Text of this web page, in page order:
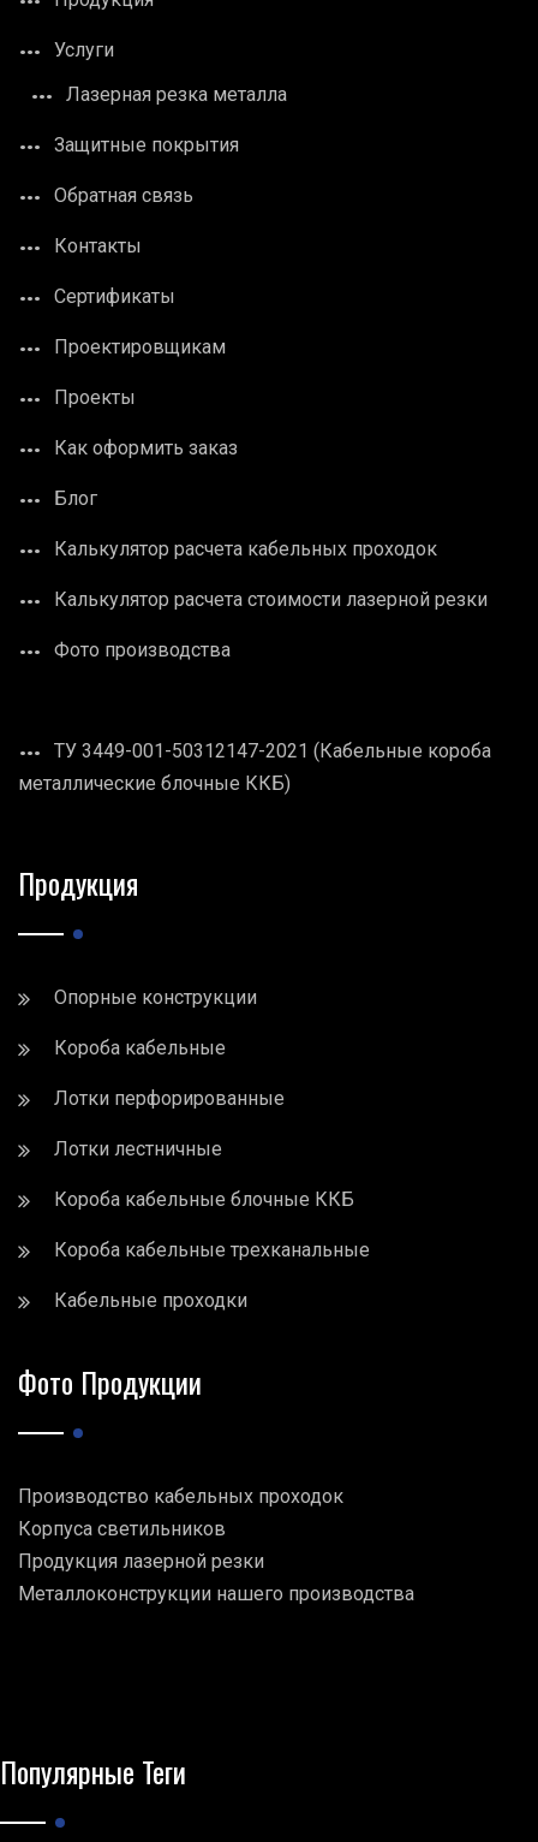
Услуги
Лазерная резка металла
Защитные покрытия
Обратная связь
Контакты
Сертификаты
Проектировщикам
Проекты
Как оформить заказ
Блог
Калькулятор расчета кабельных проходок
Калькулятор расчета стоимости лазерной резки
Фото производства
ТУ 3449-001-50312147-2021 (Кабельные короба
металлические блочные ККБ)
Продукция
Опорные конструкции
Короба кабельные
Лотки перфорированные
Лотки лестничные
Короба кабельные блочные ККБ
Короба кабельные трехканальные
Кабельные проходки
Фото Продукции
Производство кабельных проходок
Корпуса светильников
Продукция лазерной резки
Металлоконструкции нашего производства
Популярные Теги